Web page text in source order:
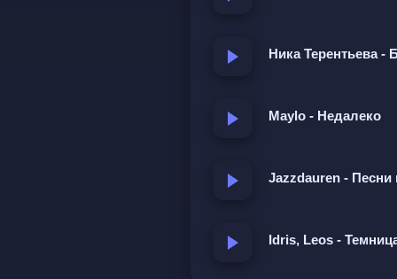
Ника Терентьева -
Maylo - Недалеко
Jazzdauren - Песни
Idris, Leos -